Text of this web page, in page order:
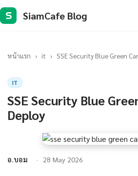
S SiamCafe Blog
หน้าแรก › it › SSE Security Blue Green
IT
SSE Security Blue
Deploy
อ.บอม 28 May 2026